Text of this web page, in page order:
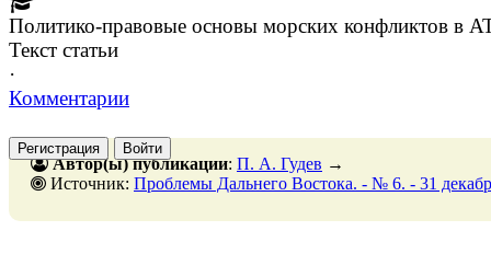
Политико-правовые основы морских конфликтов в
Текст статьи
·
Комментарии
Регистрация Войти
Автор(ы) публикации: П. А. Гудев →
Источник: Проблемы Дальнего Востока. - № 6. - 31